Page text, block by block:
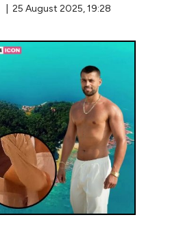
| 25 August 2025, 19:28
din sezonul 4 care